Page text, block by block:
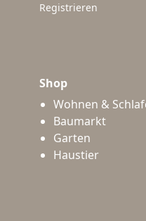
Registrieren
Shop
Wohnen &
Baumarkt
Garten
Haustier